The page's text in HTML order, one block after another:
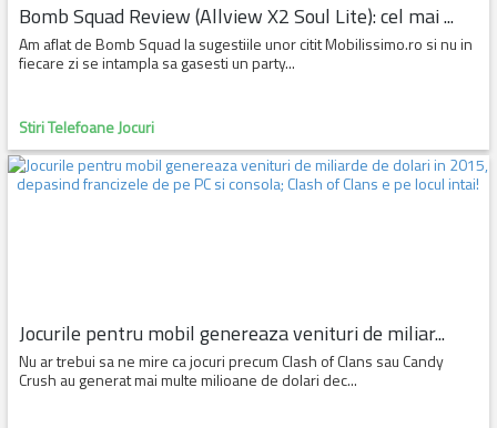
Bomb Squad Review (Allview X2 Soul Lite): cel mai ...
Am aflat de Bomb Squad la sugestiile unor citit Mobilissimo.ro si nu in
fiecare zi se intampla sa gasesti un party...
Stiri Telefoane Jocuri
Jocurile pentru mobil genereaza venituri de miliar...
Nu ar trebui sa ne mire ca jocuri precum Clash of Clans sau Candy
Crush au generat mai multe milioane de dolari dec...